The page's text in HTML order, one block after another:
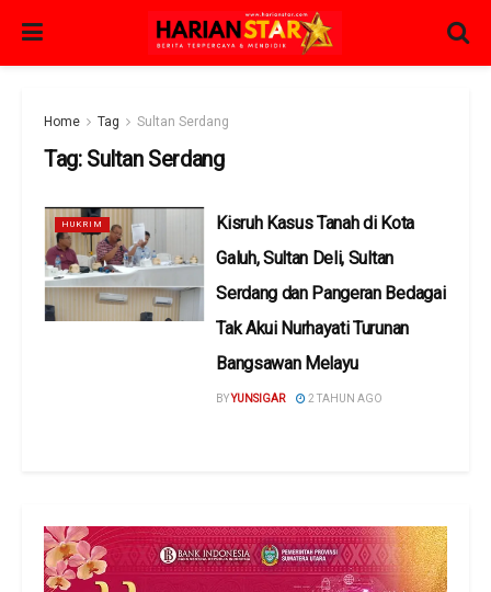
Home Tag Sultan Serdang
Tag: Sultan Serdang
HUKRIM
Kisruh Kasus Tanah di Kota
Galuh, Sultan Deli, Sultan
Serdang dan Pangeran Bedagai
Tak Akui Nurhayati Turunan
Bangsawan Melayu
BYYUNSIGAR 2 TAHUN AGO